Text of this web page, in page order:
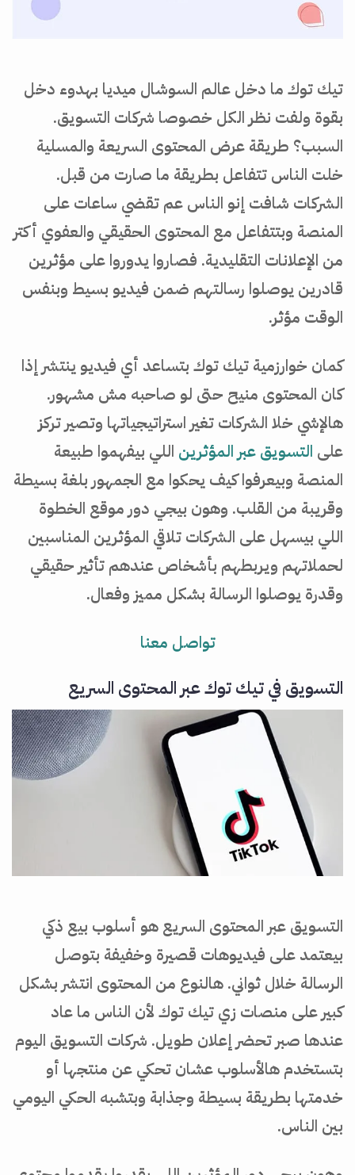
تيك توك ما دخل عالم السوشال ميديا بهدوء دخل
بقوة ولفت نظر الكل خصوصا شركات التسويق.
السبب؟ طريقة عرض المحتوى السريعة والمسلية
خلت الناس تتفاعل بطريقة ما صارت من قبل.
الشركات شافت إنو الناس عم تقضي ساعات على
المنصة وبتتفاعل مع المحتوى الحقيقي والعفوي أكتر
من الإعلانات التقليدية. فصاروا يدوروا على مؤثرين
قادرين يوصلوا رسالتهم ضمن فيديو بسيط وبنفس
الوقت مؤثر.
كمان خوارزمية تيك توك بتساعد أي فيديو ينتشر إذا
كان المحتوى منيح حتى لو صاحبه مش مشهور.
هالإشي خلا الشركات تغير استراتيجياتها وتصير تركز
على التسويق عبر المؤثرين اللي بيفهموا طبيعة
المنصة وبيعرفوا كيف يحكوا مع الجمهور بلغة بسيطة
وقريبة من القلب. وهون بيجي دور موقع الخطوة
اللي بيسهل على الشركات تلاقي المؤثرين المناسبين
لحملاتهم ويربطهم بأشخاص عندهم تأثير حقيقي
وقدرة يوصلوا الرسالة بشكل مميز وفعال.
تواصل معنا
التسويق في تيك توك عبر المحتوى السريع
التسويق عبر المحتوى السريع هو أسلوب بيع ذكي
بيعتمد على فيديوهات قصيرة وخفيفة بتوصل
الرسالة خلال ثواني. هالنوع من المحتوى انتشر بشكل
كبير على منصات زي تيك توك لأن الناس ما عاد
عندها صبر تحضر إعلان طويل. شركات التسويق اليوم
بتستخدم هالأسلوب عشان تحكي عن منتجها أو
خدمتها بطريقة بسيطة وجذابة وبتشبه الحكي اليومي
بين الناس.